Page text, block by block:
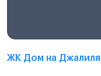
ЖК Дом на Джалиля